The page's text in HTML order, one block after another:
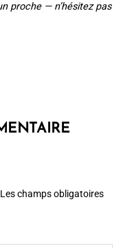
proche — n’hésitez pas
Les champs obligatoires